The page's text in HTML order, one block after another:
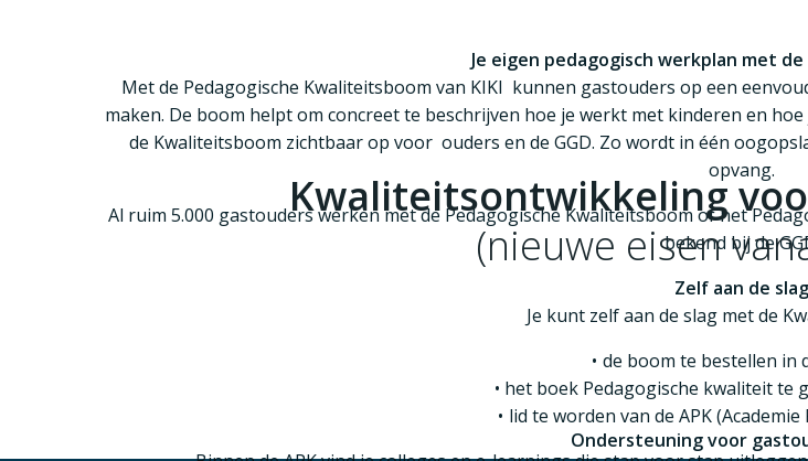
Je eigen pedagogisch werkplan met
Met de Pedagogische Kwaliteitsboom van KIKI kunnen gastouders op een
maken. De boom helpt om concreet te beschrijven hoe je werkt met kinderen en
de Kwaliteitsboom zichtbaar op voor ouders en de GGD. Zo wordt in één
opvang.
Al ruim 5.000 gastouderswerken met de Pedagogische Kwaliteitsboom of het
bekend bij de
Zelf aan de slag
Je kunt zelf aan de slag met de
de boom te bestellen in
het boek Pedagogische kwaliteitte
lid te worden van de APK
Kwaliteitsontwikkeling
(nieuwe eisen
Pedagogsiche coaching
Ondersteuning voor